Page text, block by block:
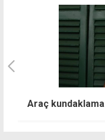
20 Temmuz
tören ve etkinlik